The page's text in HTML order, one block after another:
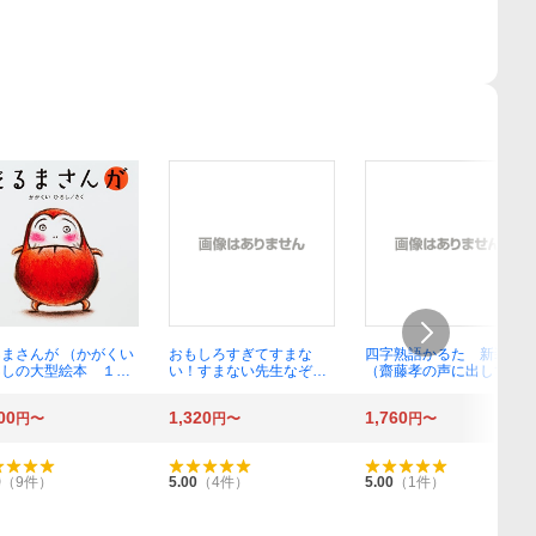
さんが （かがくい
しの大型絵本 １）
おもしろすぎてすまな
い！すまない先生なぞな
四字熟語かるた 新装版
（齋藤孝の声に出してお
円〜 1,320円〜 1,760円〜
（9件） 5.00 （4件） 5.00 （ 1件）